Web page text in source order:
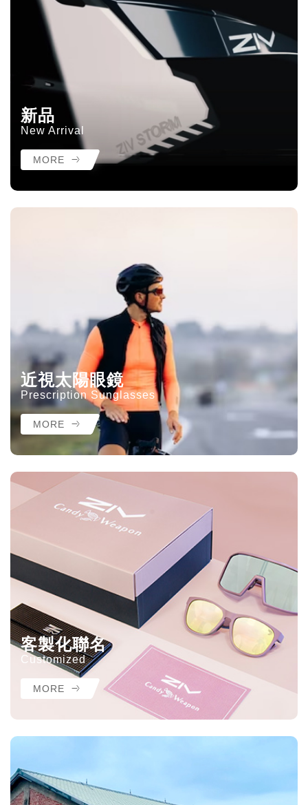
新品
New Arrival
MORE
近視太陽眼鏡
Prescription Sunglasses
MORE
客製化聯名
Customized
MORE